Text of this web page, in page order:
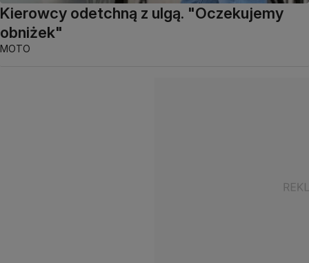
Kierowcy odetchną z ulgą. "Oczekujemy
obniżek"
MOTO